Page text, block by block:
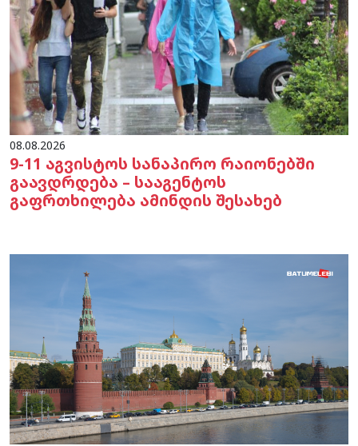
08.08.2026
9-11 აგვისტოს სანაპირო რაიონებში
გაავდრდება – სააგენტოს
გაფრთხილება ამინდის შესახებ